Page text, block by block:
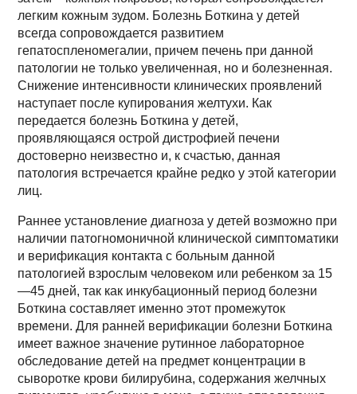
легким кожным зудом. Болезнь Боткина у детей
всегда сопровождается развитием
гепатоспленомегалии, причем печень при данной
патологии не только увеличенная, но и болезненная.
Снижение интенсивности клинических проявлений
наступает после купирования желтухи. Как
передается болезнь Боткина у детей,
проявляющаяся острой дистрофией печени
достоверно неизвестно и, к счастью, данная
патология встречается крайне редко у этой категории
лиц.
Раннее установление диагноза у детей возможно при
наличии патогномоничной клинической симптоматики
и верификация контакта с больным данной
патологией взрослым человеком или ребенком за 15
—45 дней, так как инкубационный период болезни
Боткина составляет именно этот промежуток
времени. Для ранней верификации болезни Боткина
имеет важное значение рутинное лабораторное
обследование детей на предмет концентрации в
сыворотке крови билирубина, содержания желчных